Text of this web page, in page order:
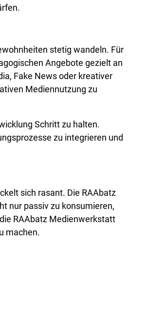
stetig wandeln. Für
Angebote gezielt an
Fake News oder kreativer
Mediennutzung zu
Schritt zu halten.
zu integrieren und
sich rasant. Die RAAbatz
nur passiv zu konsumieren,
RAAbatz Medienwerkstatt
machen.